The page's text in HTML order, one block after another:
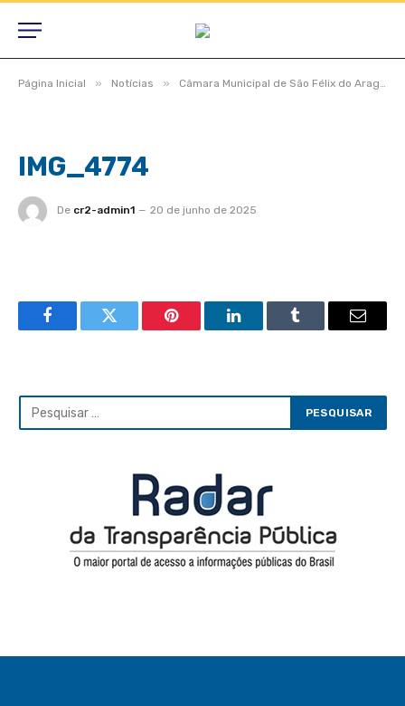
Página Inicial » Notícias » Câmara Municipal de São Félix do Araguaia aprova projetos relevantes e reforça compromisso com a população durante sessão ordinária
IMG_4774
De cr2-admin1 20 de junho de 2025
FacebookTwitter Pinterest LinkedInTumblr Email